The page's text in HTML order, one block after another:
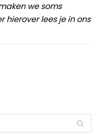
we soms
hierover lees je in ons